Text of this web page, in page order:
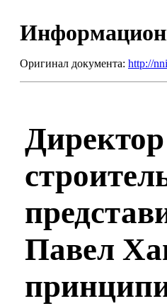
Оригинал документа: http://
Павел